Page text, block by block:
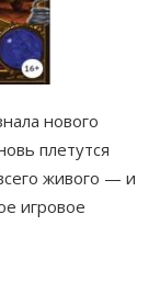
нового
плетутся
живого — и
игровое